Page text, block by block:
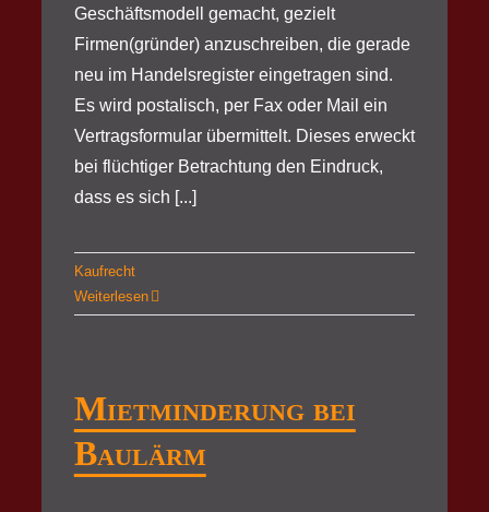
Geschäftsmodell gemacht, gezielt
Firmen(gründer) anzuschreiben, die gerade
neu im Handelsregister eingetragen sind.
Es wird postalisch, per Fax oder Mail ein
Vertragsformular übermittelt. Dieses erweckt
bei flüchtiger Betrachtung den Eindruck,
dass es sich [...]
Kaufrecht
Weiterlesen
Mietminderung bei
Baulärm